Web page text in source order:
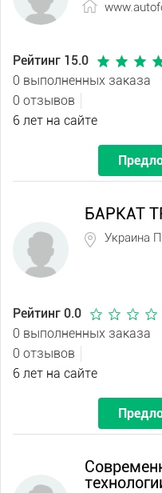
Рейтинг 15.0
0 выполненных заказа
0 отзывов
6 лет на сайте
БАРКАТ
Украина
Рейтинг 0.0
0 выполненных заказа
0 отзывов
6 лет на сайте